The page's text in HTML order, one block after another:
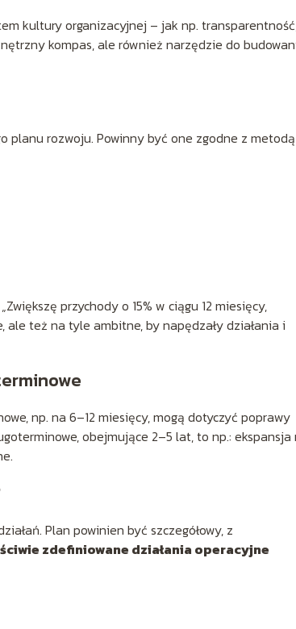
kultury organizacyjnej – jak np.
kompas, ale również narzędzie do
planu rozwoju. Powinny być one zgodne z metodą
przychody o 15% w ciągu 12 miesięcy,
ale też na tyle ambitne, by napędzały działania i
np. na 6–12 miesięcy, mogą dotyczyć poprawy
obejmujące 2–5 lat, to np.: ekspansja
Plan powinien być szczegółowy, z
zdefiniowane działania operacyjne